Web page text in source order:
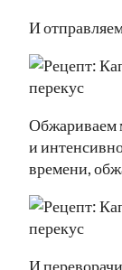
И
Обжариваем
и
времени,
И